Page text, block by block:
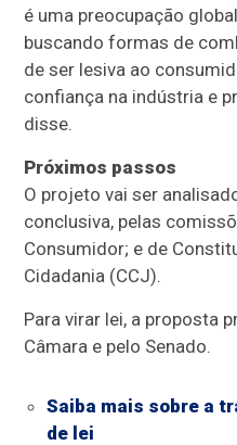
é uma preocupação
buscando formas de
de ser lesiva ao
confiança na indústria e
disse.
Próximos passos
O projeto vai ser
conclusiva, pelas
Consumidor; e de
Cidadania (CCJ).
Para virar lei, a proposta
Câmara e pelo Senado.
Saiba mais sobre a
de lei